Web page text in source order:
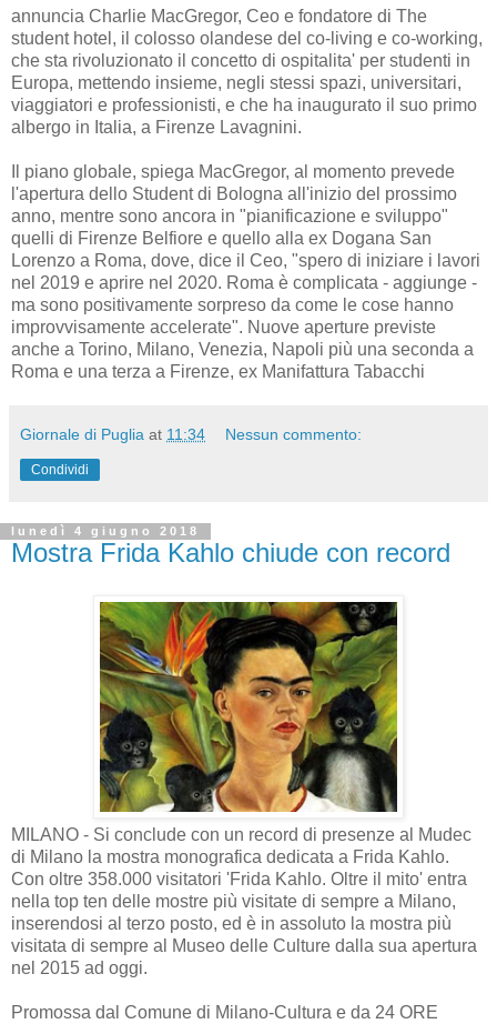
annuncia Charlie MacGregor, Ceo e fondatore di The
student hotel, il colosso olandese del co-living e co-working,
che sta rivoluzionato il concetto di ospitalita' per studenti in
Europa, mettendo insieme, negli stessi spazi, universitari,
viaggiatori e professionisti, e che ha inaugurato il suo primo
albergo in Italia, a Firenze Lavagnini.
Il piano globale, spiega MacGregor, al momento prevede
l'apertura dello Student di Bologna all'inizio del prossimo
anno, mentre sono ancora in "pianificazione e sviluppo"
quelli di Firenze Belfiore e quello alla ex Dogana San
Lorenzo a Roma, dove, dice il Ceo, "spero di iniziare i lavori
nel 2019 e aprire nel 2020. Roma è complicata - aggiunge -
ma sono positivamente sorpreso da come le cose hanno
improvvisamente accelerate". Nuove aperture previste
anche a Torino, Milano, Venezia, Napoli più una seconda a
Roma e una terza a Firenze, ex Manifattura Tabacchi
Giornale di Puglia at 11:34 Nessun commento:
Condividi
lunedì 4 giugno 2018
Mostra Frida Kahlo chiude con record
MILANO - Si conclude con un record di presenze al Mudec
di Milano la mostra monografica dedicata a Frida Kahlo.
Con oltre 358.000 visitatori 'Frida Kahlo. Oltre il mito' entra
nella top ten delle mostre più visitate di sempre a Milano,
inserendosi al terzo posto, ed è in assoluto la mostra più
visitata di sempre al Museo delle Culture dalla sua apertura
nel 2015 ad oggi.
Promossa dal Comune di Milano-Cultura e da 24 ORE